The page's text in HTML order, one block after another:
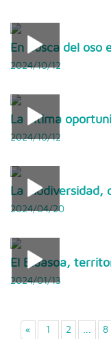
En busca del oso
2024/10/12
La última
2024/10/12
La biodiversidad,
2024/04/20
El Bidasoa,
2024/01/13
« 1 2 8